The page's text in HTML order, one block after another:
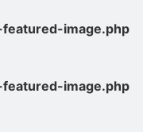
image.php
image.php